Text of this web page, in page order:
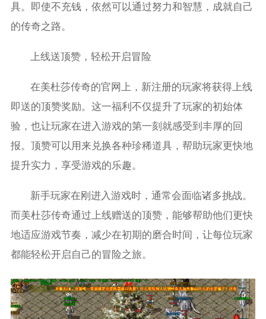
具。即使不充钱，依然可以通过努力和智慧，成就自己
的传奇之路。
上线送顶赞，轻松开启冒险
在美杜莎传奇的官网上，新注册的玩家将获得上线
即送的顶赞奖励。这一福利不仅提升了玩家的初始体
验，也让玩家在进入游戏的第一刻就感受到丰厚的回
报。顶赞可以用来兑换各种珍稀道具，帮助玩家更快地
提升实力，享受游戏的乐趣。
新手玩家在刚进入游戏时，通常会面临诸多挑战。
而美杜莎传奇通过上线赠送的顶赞，能够帮助他们更快
地适应游戏节奏，减少在初期的磨合时间，让每位玩家
都能轻松开启自己的冒险之旅。